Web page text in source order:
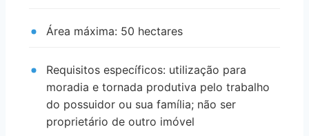
Área máxima: 50 hectares
Requisitos específicos: utilização para
moradia e tornada produtiva pelo trabalho
do possuidor ou sua família; não ser
proprietário de outro imóvel